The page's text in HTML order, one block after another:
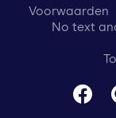
Voorwaarden
No text